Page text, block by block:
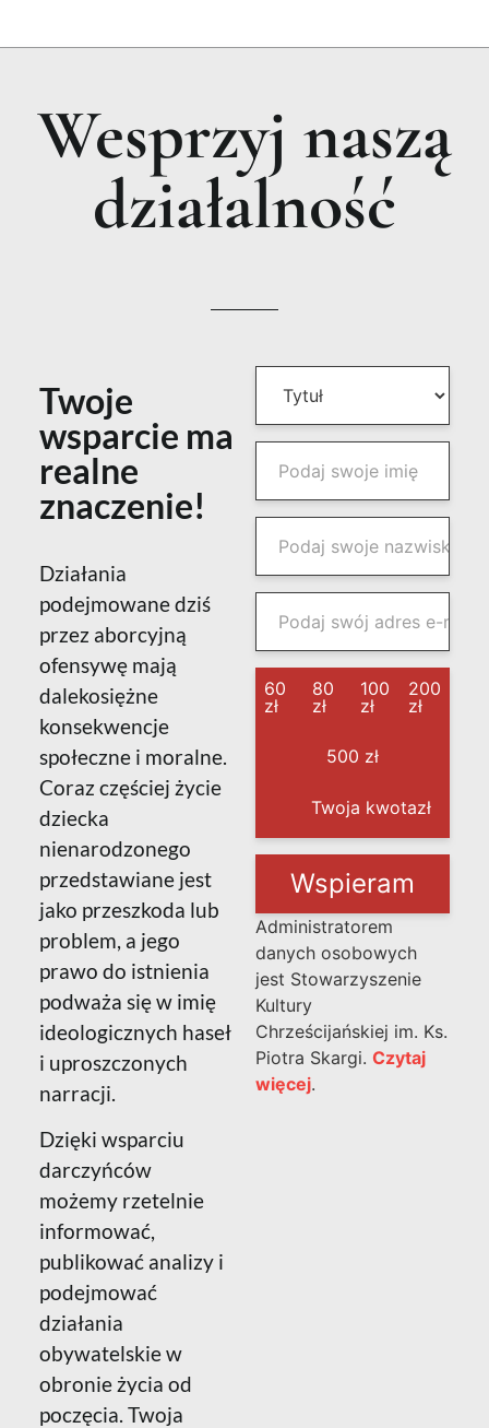
Wesprzyj naszą
działalność
Twoje
wsparcie ma
realne
znaczenie!
Działania
podejmowane dziś
przez aborcyjną
ofensywę mają
dalekosiężne
konsekwencje
społeczne i moralne.
Coraz częściej życie
dziecka
nienarodzonego
przedstawiane jest
jako przeszkoda lub
problem, a jego
prawo do istnienia
podważa się w imię
ideologicznych haseł
i uproszczonych
narracji.
Dzięki wsparciu
darczyńców
możemy rzetelnie
informować,
publikować analizy i
podejmować
działania
obywatelskie w
obronie życia od
poczęcia. Twoja
60
zł
80
zł
100
zł
200
zł
500 zł
zł
Wspieram
Administratorem
danych osobowych
jest Stowarzyszenie
Kultury
Chrześcijańskiej im. Ks.
Piotra Skargi. Czytaj
więcej.